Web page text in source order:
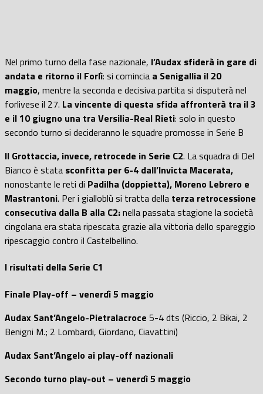
Nel primo turno della fase nazionale, l’Audax sfiderà in gare di
andata e ritorno il Forlì: si comincia a Senigallia il 20
maggio, mentre la seconda e decisiva partita si disputerà nel
forlivese il 27. La vincente di questa sfida affronterà tra il 3
e il 10 giugno una tra Versilia-Real Rieti: solo in questo
secondo turno si decideranno le squadre promosse in Serie B
Il Grottaccia, invece, retrocede in Serie C2. La squadra di Del
Bianco è stata sconfitta per 6-4 dall’Invicta Macerata,
nonostante le reti di Padilha (doppietta), Moreno Lebrero e
Mastrantoni. Per i gialloblù si tratta della terza retrocessione
consecutiva dalla B alla C2:nella passata stagione la società
cingolana era stata ripescata grazie alla vittoria dello spareggio
ripescaggio contro il Castelbellino.
I risultati della Serie C1
Finale Play-off – venerdì 5 maggio
Audax Sant’Angelo-Pietralacroce 5-4 dts (Riccio, 2 Bikai, 2
Benigni M.; 2 Lombardi, Giordano, Ciavattini)
Audax Sant’Angelo ai play-off nazionali
Secondo turno play-out – venerdì 5 maggio